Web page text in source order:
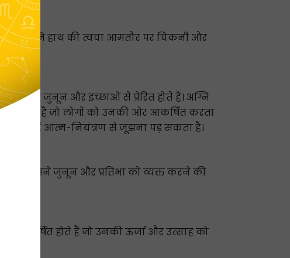
हैं। अग्नि हाथ की त्वचा आमतौर पर चिकनी और
अपने जुनून और इच्छाओं से प्रेरित होते हैं। अग्नि
होता है जो लोगों को उनकी ओर आकर्षित करता
और उन्हें आत्म-नियंत्रण से जूझना पड़ सकता है।
उन्हें अपने जुनून और प्रतिभा को व्यक्त करने की
आकर्षित होते हैं जो उनकी ऊर्जा और उत्साह को